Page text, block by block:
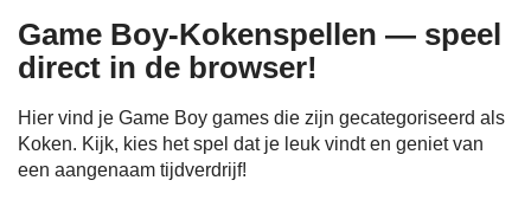
Game Boy-Kokenspellen — speel
direct in de browser!
Hier vind je Game Boy games die zijn gecategoriseerd als
Koken. Kijk, kies het spel dat je leuk vindt en geniet van
een aangenaam tijdverdrijf!